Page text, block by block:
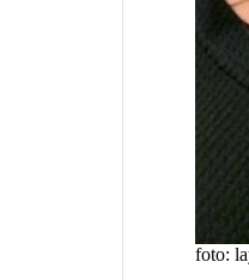
foto: